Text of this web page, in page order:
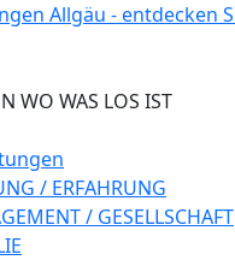
WO WAS LOS IST
/ ERFAHRUNG
/ GESELLSCHAFT